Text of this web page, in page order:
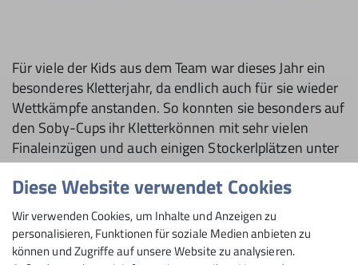
Für viele der Kids aus dem Team war die­ses Jahr ein
besonderes Kletterjahr, da endlich auch für sie wieder
Wettkämpfe anstanden. So konnten sie besonders auf
den Soby-Cups ihr Kletterkönnen mit sehr vielen
Finaleinzügen und auch eini­gen Stockerlplätzen unter
Beweis stellen. Das ist vor allem angesichts dessen,
dass es für viele der Kinder die ersten Wett­kämpfe
waren eine überaus herausra­gende Leistung.
(von Klara Zebhauser, Trainerin)
Diese Website verwendet Cookies
Wir verwenden Cookies, um Inhalte und Anzeigen zu
personalisieren, Funktionen für soziale Medien anbieten zu
können und Zugriffe auf unsere Website zu analysieren.